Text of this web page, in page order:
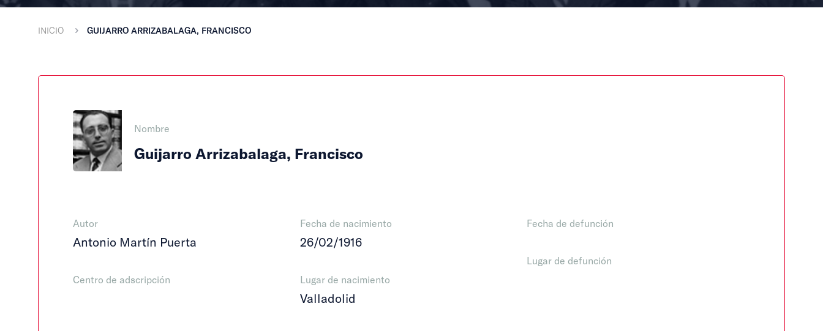
INICIO GUIJARRO ARRIZABALAGA, FRANCISCO
Nombre
Guijarro Arrizabalaga, Francisco
Autor
Antonio Martín Puerta
Centro de adscripción
Fecha de nacimiento
26/02/1916
Lugar de nacimiento
Valladolid
Fecha de defunción
Lugar de defunción